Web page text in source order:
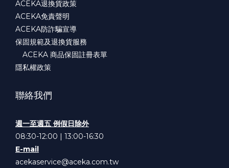
ACEKA退換貨政策
ACEKA免責聲明
ACEKA防詐騙宣導
保固規範及退換貨服務
ACEKA 商品保固註冊表單
隱私權政策
聯絡我們
週一至週五 例假日除外
08:30-12:00 | 13:00-16:30
E-mail
acekaservice@aceka.com.tw